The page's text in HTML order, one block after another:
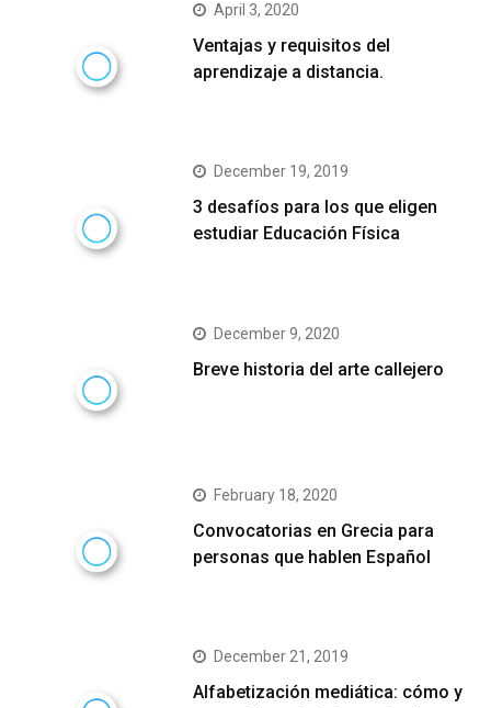
April 3, 2020
Ventajas y requisitos del
aprendizaje a distancia.
December 19, 2019
3 desafíos para los que eligen
estudiar Educación Física
December 9, 2020
Breve historia del arte callejero
February 18, 2020
Convocatorias en Grecia para
personas que hablen Español
December 21, 2019
Alfabetización mediática: cómo y